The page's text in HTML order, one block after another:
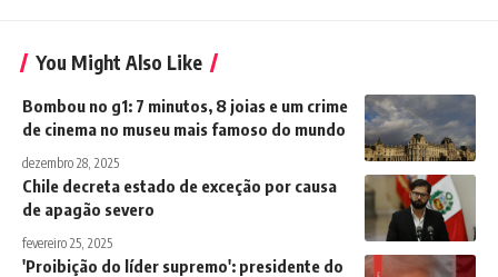
You Might Also Like
Bombou no g1: 7 minutos, 8 joias e um crime
de cinema no museu mais famoso do mundo
dezembro 28, 2025
Chile decreta estado de exceção por causa
de apagão severo
fevereiro 25, 2025
'Proibição do líder supremo': presidente do